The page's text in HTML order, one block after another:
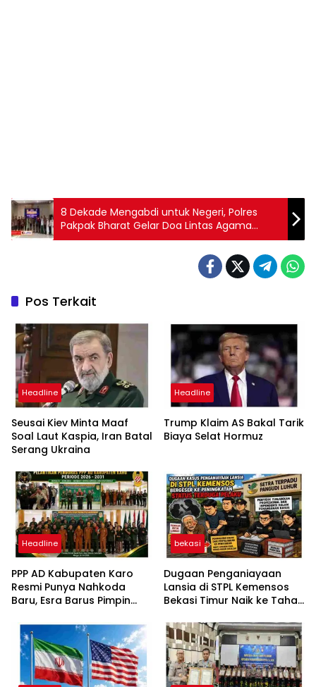
8 Dekade Mengabdi untuk Negeri, Polres
Pakpak Bharat Gelar Doa Lintas Agama
Sambut HUT Bhayangkara ke-80
Pos Terkait
Headline
Seusai Kiev Minta Maaf
Soal Laut Kaspia, Iran Batal
Serang Ukraina
Headline
Trump Klaim AS Bakal Tarik
Biaya Selat Hormuz
Headline
PPP AD Kabupaten Karo
Resmi Punya Nahkoda
Baru, Esra Barus Pimpin
bekasi
Dugaan Penganiayaan
Lansia di STPL Kemensos
Bekasi Timur Naik ke Tahap
Minta Proses Transparan
dan Bebas Intervensi